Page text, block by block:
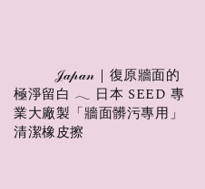
          𝒥𝒶𝓅𝒶𝓃｜復原牆面的
極淨留白 𓂃 日本 SEED 專
業大廠製「牆面髒污專用」
清潔橡皮擦